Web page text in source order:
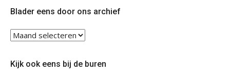
Blader eens door ons archief
Blader
ons
Kijk ook eens bij de buren